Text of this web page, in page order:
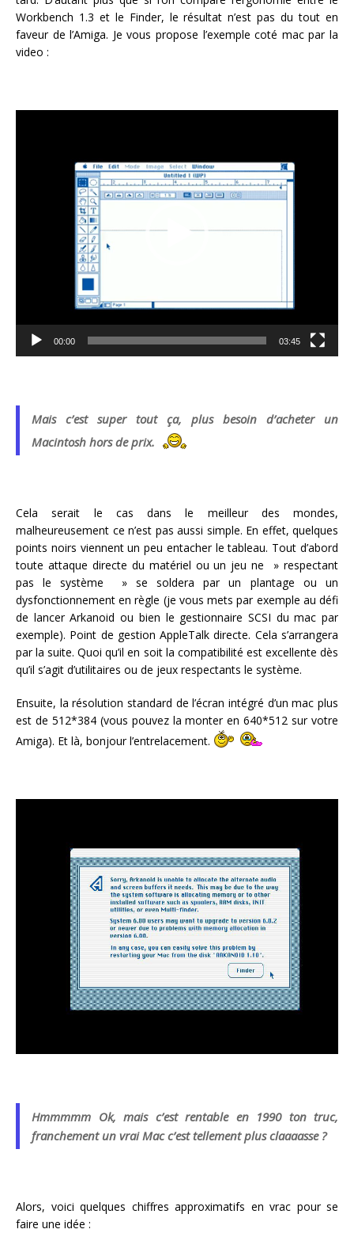
Workbench 1.3 et le Finder, le résultat n’est pas du tout en
faveur de l’Amiga. Je vous propose l’exemple coté mac par la
video :
00:00 03:45
Mais c’est super tout ça, plus besoin d’acheter un
Macintosh hors de prix.
Cela serait le cas dans le meilleur des mondes,
malheureusement ce n’est pas aussi simple. En effet, quelques
points noirs viennent un peu entacher le tableau. Tout d’abord
toute attaque directe du matériel ou un jeu ne » respectant
pas le système » se soldera par un plantage ou un
dysfonctionnement en règle (je vous mets par exemple au défi
de lancer Arkanoid ou bien le gestionnaire SCSI du mac par
exemple). Point de gestion AppleTalk directe. Cela s’arrangera
par la suite. Quoi qu’il en soit la compatibilité est excellente dès
qu’il s’agit d’utilitaires ou de jeux respectants le système.
Ensuite, la résolution standard de l’écran intégré d’un mac plus
est de 512*384 (vous pouvez la monter en 640*512 sur votre
Amiga). Et là, bonjour l’entrelacement.
Hmmmmm Ok, mais c’est rentable en 1990 ton truc,
franchement un vrai Mac c’est tellement plus claaaasse ?
Alors, voici quelques chiffres approximatifs en vrac pour se
faire une idée :